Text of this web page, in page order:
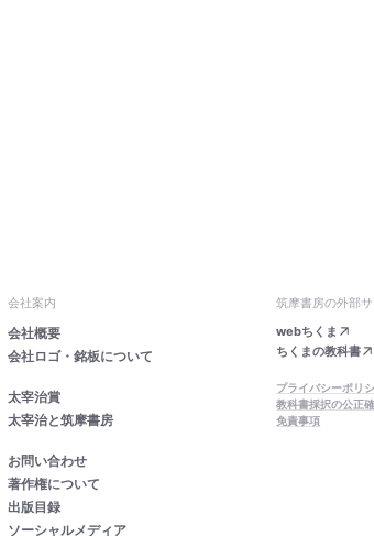
会社案内
会社概要
会社ロゴ・銘板について
太宰治賞
太宰治と筑摩書房
お問い合わせ
著作権について
出版目録
ソーシャルメディア
筑摩書房の外部サ
webちくま
ちくまの教科書
プライバシーポリ
教科書採択の公正
免責事項